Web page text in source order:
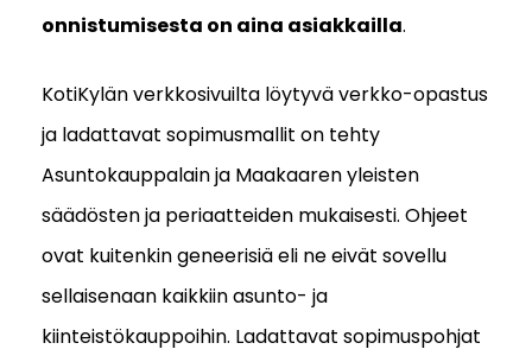
onnistumisesta on aina asiakkailla.
KotiKylän verkkosivuilta löytyvä verkko-opastus
ja ladattavat sopimusmallit on tehty
Asuntokauppalain ja Maakaaren yleisten
säädösten ja periaatteiden mukaisesti. Ohjeet
ovat kuitenkin geneerisiä eli ne eivät sovellu
sellaisenaan kaikkiin asunto- ja
kiinteistökauppoihin. Ladattavat sopimuspohjat